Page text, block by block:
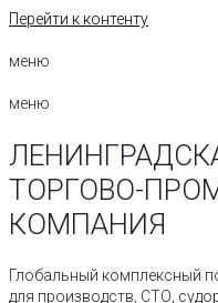
Перейти к контенту
меню
меню
ТОРГОВО-
КОМПАНИЯ
Глобальный комплексный
для производств, СТО,